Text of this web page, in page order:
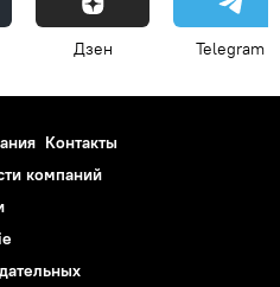
Дзен Telegram
Контакты
компаний